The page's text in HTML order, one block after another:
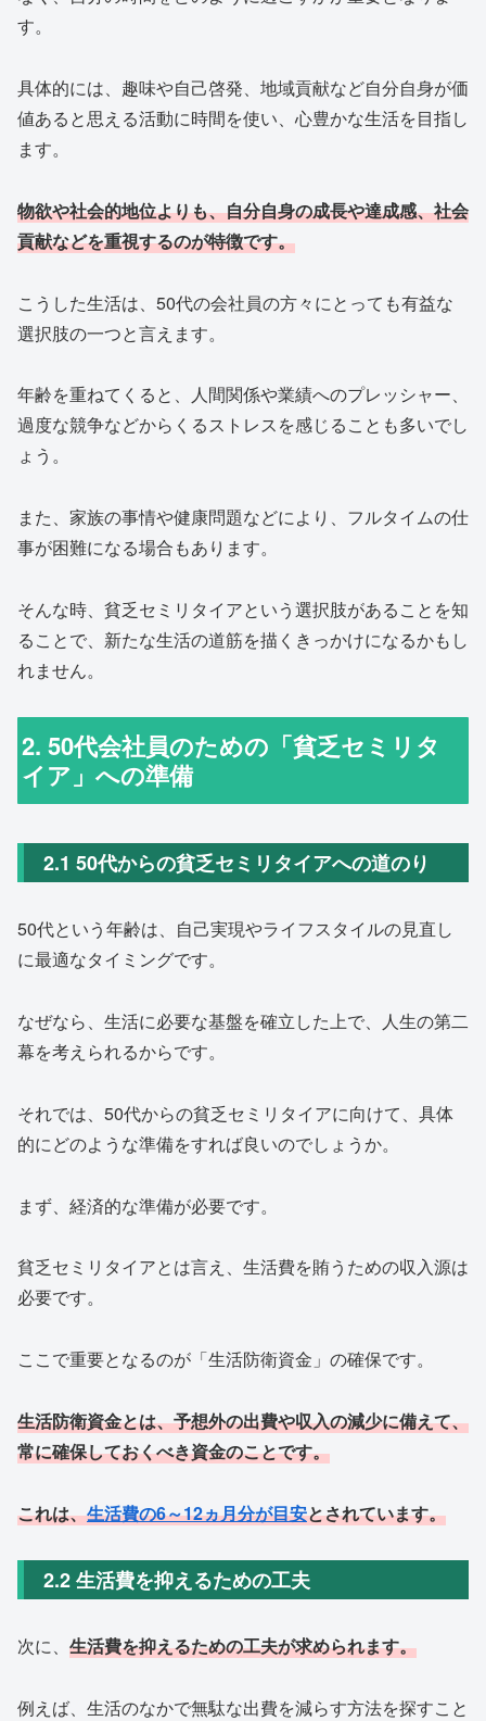
す。
具体的には、趣味や自己啓発、地域貢献など自分自身が価
値あると思える活動に時間を使い、心豊かな生活を目指し
ます。
物欲や社会的地位よりも、自分自身の成長や達成感、社会
貢献などを重視するのが特徴です。
こうした生活は、50代の会社員の方々にとっても有益な
選択肢の一つと言えます。
年齢を重ねてくると、人間関係や業績へのプレッシャー、
過度な競争などからくるストレスを感じることも多いでし
ょう。
また、家族の事情や健康問題などにより、フルタイムの仕
事が困難になる場合もあります。
そんな時、貧乏セミリタイアという選択肢があることを知
ることで、新たな生活の道筋を描くきっかけになるかもし
れません。
2. 50代会社員のための「貧乏セミリタ
イア」への準備
2.1 50代からの貧乏セミリタイアへの道のり
50代という年齢は、自己実現やライフスタイルの見直し
に最適なタイミングです。
なぜなら、生活に必要な基盤を確立した上で、人生の第二
幕を考えられるからです。
それでは、50代からの貧乏セミリタイアに向けて、具体
的にどのような準備をすれば良いのでしょうか。
まず、経済的な準備が必要です。
貧乏セミリタイアとは言え、生活費を賄うための収入源は
必要です。
ここで重要となるのが「生活防衛資金」の確保です。
生活防衛資金とは、予想外の出費や収入の減少に備えて、
常に確保しておくべき資金のことです。
これは、生活費の6～12ヵ月分が目安とされています。
2.2 生活費を抑えるための工夫
次に、 生活費を抑えるための工夫が求められます。
例えば、生活のなかで無駄な出費を減らす方法を探すこと